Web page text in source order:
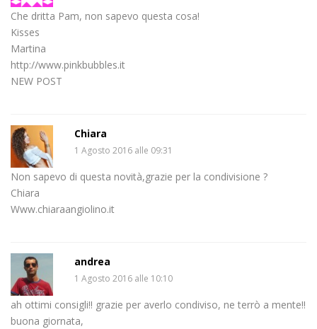
Che dritta Pam, non sapevo questa cosa!
Kisses
Martina
http://www.pinkbubbles.it
NEW POST
Chiara
1 Agosto 2016 alle 09:31
Non sapevo di questa novità,grazie per la condivisione ?
Chiara
Www.chiaraangiolino.it
andrea
1 Agosto 2016 alle 10:10
ah ottimi consigli!! grazie per averlo condiviso, ne terrò a mente!!
buona giornata,